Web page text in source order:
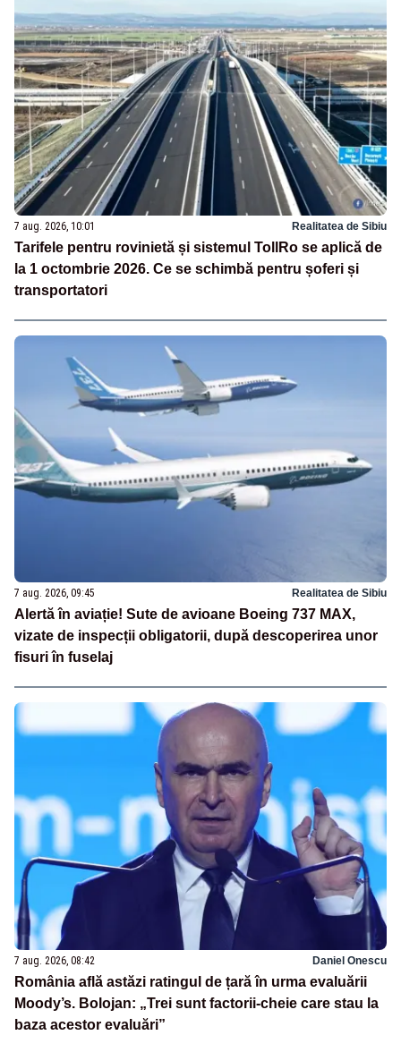
7 aug. 2026, 10:01 Realitatea de Sibiu
Tarifele pentru rovinietă și sistemul TollRo se aplică de
la 1 octombrie 2026. Ce se schimbă pentru șoferi și
transportatori
7 aug. 2026, 09:45 Realitatea de Sibiu
Alertă în aviație! Sute de avioane Boeing 737 MAX,
vizate de inspecții obligatorii, după descoperirea unor
fisuri în fuselaj
7 aug. 2026, 08:42 Daniel Onescu
România află astăzi ratingul de țară în urma evaluării
Moody’s. Bolojan: „Trei sunt factorii-cheie care stau la
baza acestor evaluări”